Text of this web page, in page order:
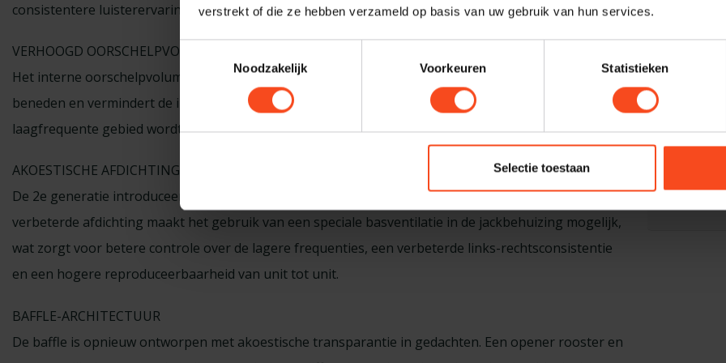
verstrekt of die ze hebben verzameld op basis van uw gebruik van hun services.
Noodzakelijk
Voorkeuren Statistieken
Selectie toestaan
consistentere luisterervaring voor alle paren.
VERHOOGD OORSCHELPVOLUME
Het interne oorschelpvolume is vergroot. Een groter volume verschuift holteresonanties naar
beneden en vermindert de interacties met staande golven, waardoor de controle in het
laagfrequente gebied wordt verbeterd en er wordt voldaan aan de nieuwe afstemmingsdoelen.
AKOESTISCHE AFDICHTING EN BASSPOORT
De 2e generatie introduceert nauwkeurige afdichting bij alle belangrijke verbindingen. Deze
verbeterde afdichting maakt het gebruik van een speciale basventilatie in de jackbehuizing mogelijk,
wat zorgt voor betere controle over de lagere frequenties, een verbeterde links-rechtsconsistentie
en een hogere reproduceerbaarheid van unit tot unit.
BAFFLE-ARCHITECTUUR
De baffle is opnieuw ontworpen met akoestische transparantie in gedachten. Een opener rooster en
Heb je
maken
graag.